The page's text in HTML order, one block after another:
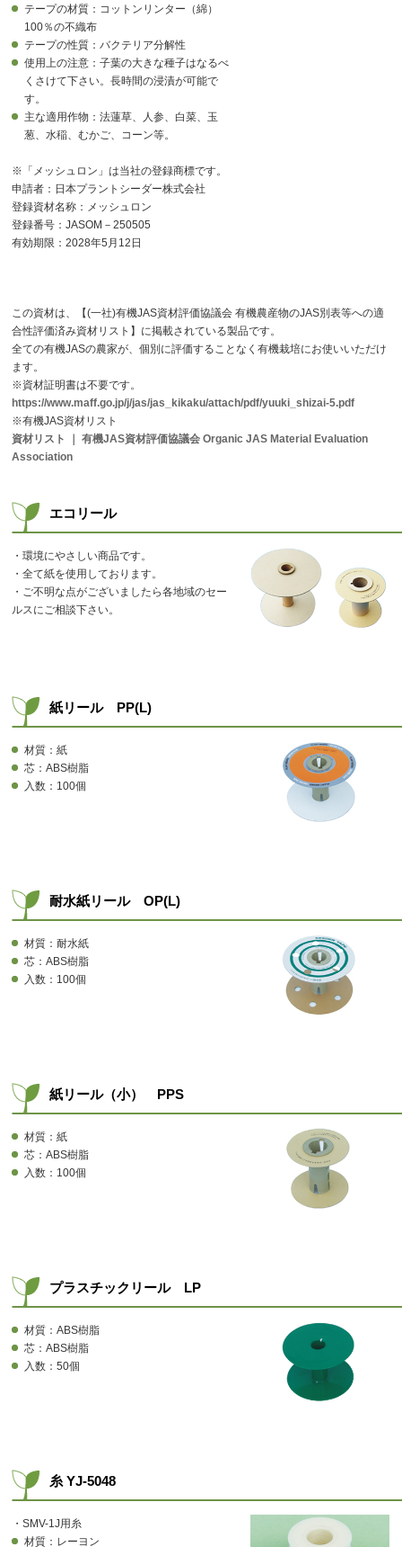
テープの材質：コットンリンター（綿）
100％の不織布
テープの性質：バクテリア分解性
使用上の注意：子葉の大きな種子はなるべ
くさけて下さい。長時間の浸漬が可能で
す。
主な適用作物：法蓮草、人参、白菜、玉
葱、水稲、むかご、コーン等。
※「メッシュロン」は当社の登録商標です。
申請者：日本プラントシーダー株式会社
登録資材名称：メッシュロン
登録番号：JASOM－250505
有効期限：2028年5月12日
この資材は、【(一社)有機JAS資材評価協議会 有機農産物のJAS別表等への適
合性評価済み資材リスト】に掲載されている製品です。
全ての有機JASの農家が、個別に評価することなく有機栽培にお使いいただけ
ます。
※資材証明書は不要です。
https://www.maff.go.jp/j/jas/jas_kikaku/attach/pdf/yuuki_shizai-5.pdf
※有機JAS資材リスト
資材リスト
有機JAS資材評価協議会 Organic JAS Material Evaluation
Association
エコリール
・環境にやさしい商品です。
・全て紙を使用しております。
・ご不明な点がございましたら各地域のセー
ルスにご相談下さい。
紙リール PP(L)
材質：紙
芯：ABS樹脂
入数：100個
耐水紙リール OP(L)
材質：耐水紙
芯：ABS樹脂
入数：100個
紙リール（小） PPS
材質：紙
芯：ABS樹脂
入数：100個
プラスチックリール LP
材質：ABS樹脂
芯：ABS樹脂
入数：50個
糸 YJ-5048
・SMV-1J用糸
材質：レーヨン